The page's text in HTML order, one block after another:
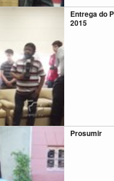
Entrega do
2015
Prosumir